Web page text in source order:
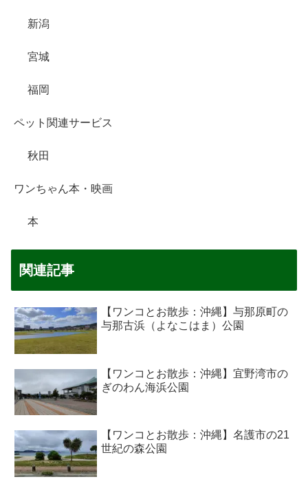
新潟
宮城
福岡
ペット関連サービス
秋田
ワンちゃん本・映画
本
関連記事
【ワンコとお散歩：沖縄】与那原町の
与那古浜（よなこはま）公園
【ワンコとお散歩：沖縄】宜野湾市の
ぎのわん海浜公園
【ワンコとお散歩：沖縄】名護市の21
世紀の森公園